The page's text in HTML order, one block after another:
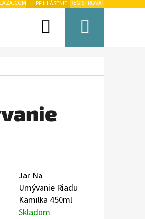
PRIHLÁSENIE REGISTROVAŤ
A KOZMETIKA Hľadať
Jar Na
Umývanie Riadu
Kamilka 450ml
SkladomNasledujúce